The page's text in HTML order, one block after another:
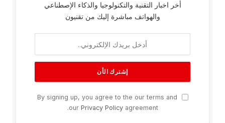
أخر اخبار التقنية والتكنولوجيا والذكاء الإصطناعي
والهواتف مباشرة إليك من تقنيون
By signing up, you agree to the our terms and
our Privacy Policyagreement.